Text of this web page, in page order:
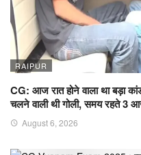
RAIPUR
CG: आज रात होने वाला था बड़ा
चलने वाली थी गोली, समय रहते 3
August 6, 2026